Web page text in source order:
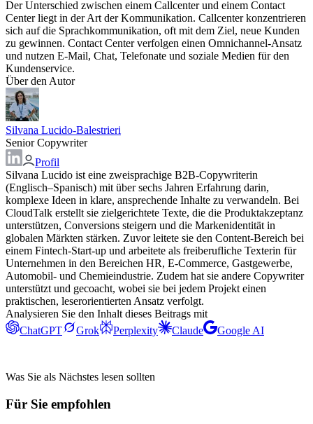
Der Unterschied zwischen einem Callcenter und einem Contact
Center liegt in der Art der Kommunikation. Callcenter konzentrieren
sich auf die Sprachkommunikation, oft mit dem Ziel, neue Kunden
zu gewinnen. Contact Center verfolgen einen Omnichannel-Ansatz
und nutzen E-Mail, Chat, Telefonate und soziale Medien für den
Kundenservice.
Über den Autor
Silvana Lucido-Balestrieri
Senior Copywriter
Profil
Silvana Lucido ist eine zweisprachige B2B-Copywriterin
(Englisch–Spanisch) mit über sechs Jahren Erfahrung darin,
komplexe Ideen in klare, ansprechende Inhalte zu verwandeln. Bei
CloudTalk erstellt sie zielgerichtete Texte, die die Produktakzeptanz
unterstützen, Conversions steigern und die Markenidentität in
globalen Märkten stärken. Zuvor leitete sie den Content-Bereich bei
einem Fintech-Start-up und arbeitete als freiberufliche Texterin für
Unternehmen in den Bereichen HR, E-Commerce, Gastgewerbe,
Automobil- und Chemieindustrie. Zudem hat sie andere Copywriter
unterstützt und gecoacht, wobei sie bei jedem Projekt einen
praktischen, leserorientierten Ansatz verfolgt.
Analysieren Sie den Inhalt dieses Beitrags mit
ChatGPT
Grok Perplexity Claude Google AI
Was Sie als Nächstes lesen sollten
Für Sie empfohlen